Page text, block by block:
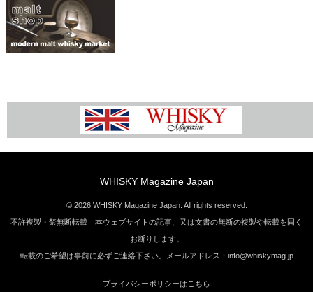
WHISKY Magazine Japan
© 2026 WHISKY Magazine Japan. All rights reserved.
不許複製・禁無断転載 本ウェブサイトの記事、又は文書の無断の複製や転載を固く
お断りします。
転載のご希望は事前に必ずご連絡下さい。メールアドレス：info@whiskymag.jp
プライバシーポリシーはこちら